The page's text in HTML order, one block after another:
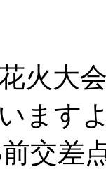
火大
ます
交差